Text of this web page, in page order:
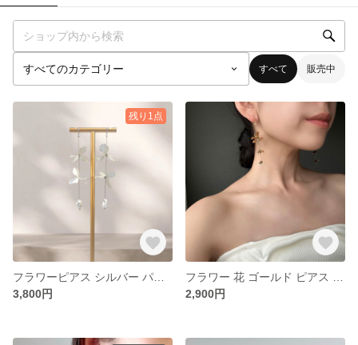
すべて 販売中
残り1点
3,800円
2,900円